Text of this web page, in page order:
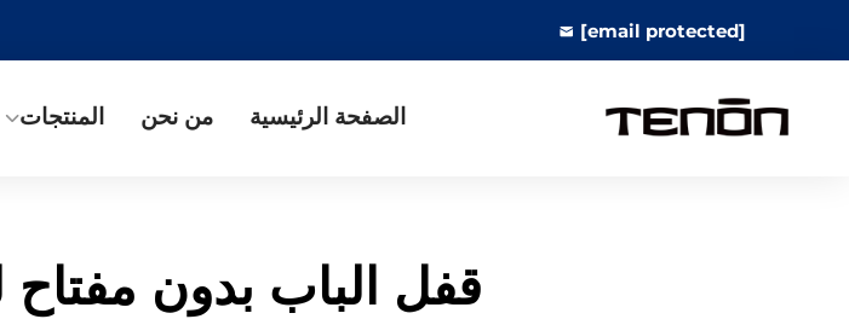
[email protected]
الصفحة الرئيسية من نحن المنتجات
قفل الباب بدون